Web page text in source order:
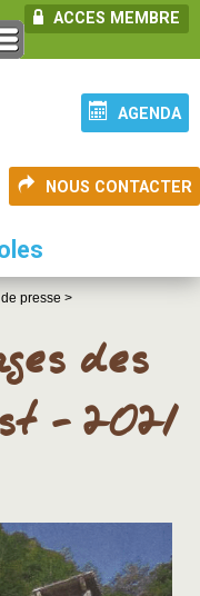
ACCES MEMBRE
AGENDA
NOUS CONTACTER
presse >
des
- 2021